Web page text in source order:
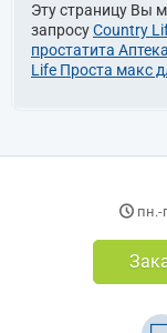
Эту страницу Вы
запросуCountry
простатита
Life Проста макс
пн.-